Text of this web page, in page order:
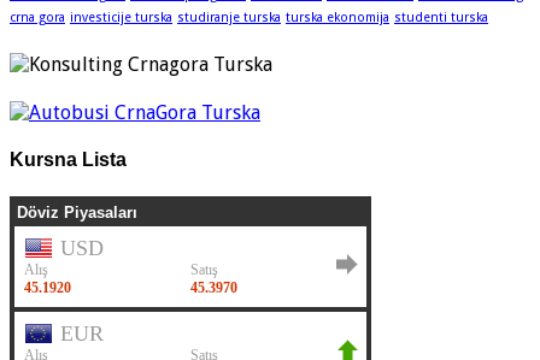
crna gora investicije turska studiranje turska turska ekonomija studenti turska
Kursna Lista